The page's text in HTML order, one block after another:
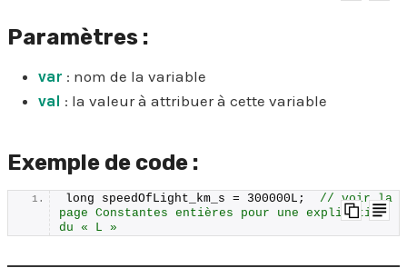
Paramètres :
var : nom de la variable
val : la valeur à attribuer à cette variable
Exemple de code :
long speedOfLight_km_s = 300000L; // voir la
page Constantes entières pour une explication
du « L »